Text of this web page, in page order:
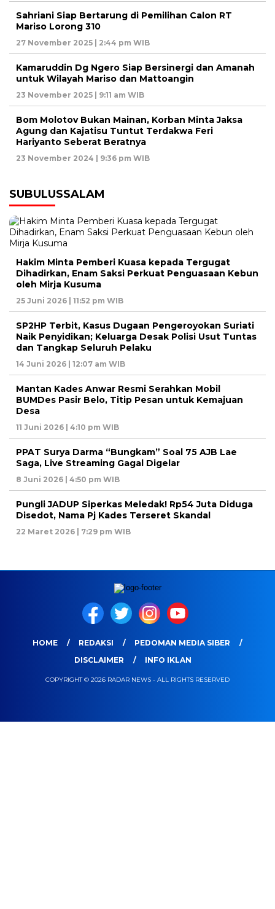
Sahriani Siap Bertarung di Pemilihan Calon RT
Mariso Lorong 310
27 November 2025 | 2:44 pm WIB
Kamaruddin Dg Ngero Siap Bersinergi dan Amanah
untuk Wilayah Mariso dan Mattoangin
23 November 2025 | 9:11 am WIB
Bom Molotov Bukan Mainan, Korban Minta Jaksa
Agung dan Kajatisu Tuntut Terdakwa Feri
Hariyanto Seberat Beratnya
23 November 2024 | 9:36 pm WIB
SUBULUSSALAM
Hakim Minta Pemberi Kuasa kepada Tergugat
Dihadirkan, Enam Saksi Perkuat Penguasaan Kebun
oleh Mirja Kusuma
25 Juni 2026 | 11:52 pm WIB
SP2HP Terbit, Kasus Dugaan Pengeroyokan Suriati
Naik Penyidikan; Keluarga Desak Polisi Usut Tuntas
dan Tangkap Seluruh Pelaku
14 Juni 2026 | 12:07 am WIB
Mantan Kades Anwar Resmi Serahkan Mobil
BUMDes Pasir Belo, Titip Pesan untuk Kemajuan
Desa
11 Juni 2026 | 4:10 pm WIB
PPAT Surya Darma “Bungkam” Soal 75 AJB Lae
Saga, Live Streaming Gagal Digelar
8 Juni 2026 | 4:50 pm WIB
Pungli JADUP Siperkas Meledak! Rp54 Juta Diduga
Disedot, Nama Pj Kades Terseret Skandal
22 Maret 2026 | 7:29 pm WIB
HOME REDAKSI
PEDOMAN MEDIA SIBER
DISCLAIMER
INFO IKLAN
COPYRIGHT © 2026 RADAR NEWS - ALL RIGHTS RESERVED